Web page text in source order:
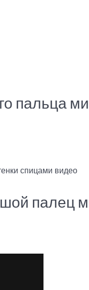
пальца
спицами видео
палец